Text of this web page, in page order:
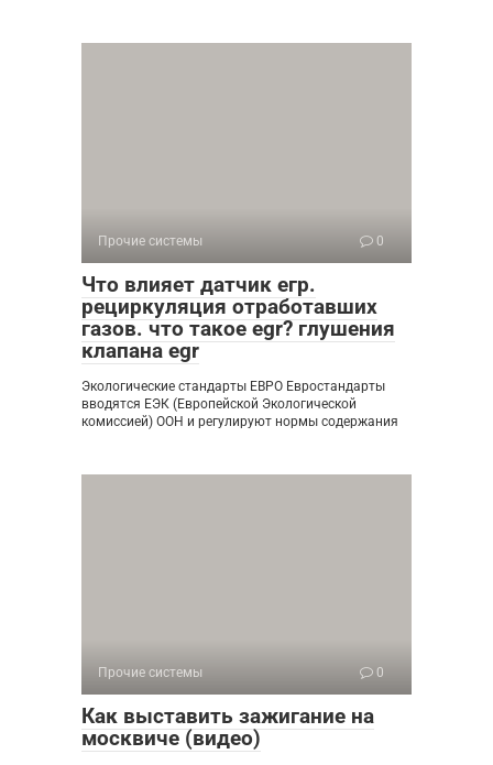
Прочие системы 0
Что влияет датчик егр.
рециркуляция отработавших
газов. что такое egr? глушения
клапана egr
Экологические стандарты ЕВРО Евростандарты
вводятся ЕЭК (Европейской Экологической
комиссией) ООН и регулируют нормы содержания
Прочие системы 0
Как выставить зажигание на
москвиче (видео)